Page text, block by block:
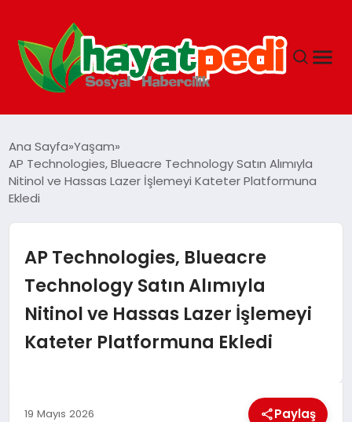
YAŞAM
SAĞLIK
SPOR & FITNESS
EĞITIM
Ana Sayfa Yaşam
AP Technologies, Blueacre Technology Satın Alımıyla
Nitinol ve Hassas Lazer İşlemeyi Kateter Platformuna
Ekledi
AP Technologies, Blueacre
Technology Satın Alımıyla
Nitinol ve Hassas Lazer İşlemeyi
Kateter Platformuna Ekledi
19 Mayıs 2026 Paylaş